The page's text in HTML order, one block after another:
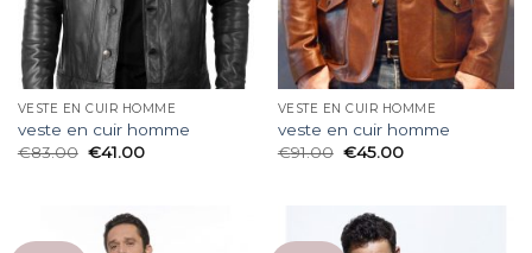
VESTE EN CUIR HOMME
veste en cuir homme
€83.00 €41.00
VESTE EN CUIR HOMME
veste en cuir homme
€91.00 €45.00